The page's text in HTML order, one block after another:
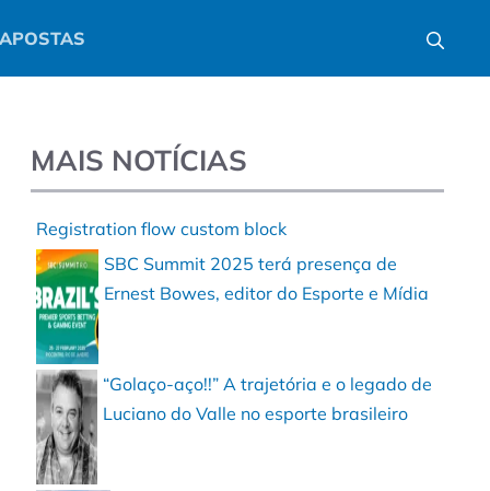
MAIS NOTÍCIAS
Registration flow custom block
SBC Summit 2025 terá presença de
Ernest Bowes, editor do Esporte e Mídia
“Golaço-aço!!” A trajetória e o legado de
Luciano do Valle no esporte brasileiro